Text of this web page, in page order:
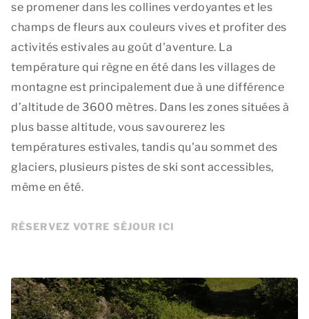
se promener dans les collines verdoyantes et les
champs de fleurs aux couleurs vives et profiter des
activités estivales au goût d'aventure. La
température qui règne en été dans les villages de
montagne est principalement due à une différence
d’altitude de 3600 mètres. Dans les zones situées à
plus basse altitude, vous savourerez les
températures estivales, tandis qu'au sommet des
glaciers, plusieurs pistes de ski sont accessibles,
même en été.
RÉSERVEZ VOTRE SÉJOUR ICI